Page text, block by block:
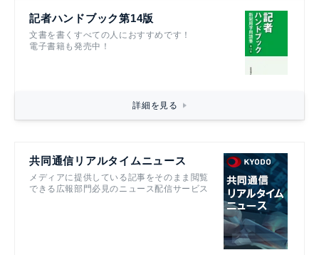
記者ハンドブック第14版
文書を書くすべての人におすすめです！
電子書籍も発売中！
詳細を見る
共同通信リアルタイムニュース
メディアに提供している記事をそのまま閲覧
できる広報部門必見のニュース配信サービス